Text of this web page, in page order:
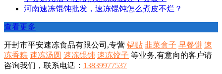
河南速冻馄饨批发，速冻馄饨怎么煮皮不烂？
查看更多
开封市平安速冻食品有限公司,专营 锅贴 韭菜盒子 早餐饼 速
冻香粽 速冻汤圆 速冻馄饨 速冻饺子 等业务,有意向的客户请
咨询我们，联系电话： 13839977537